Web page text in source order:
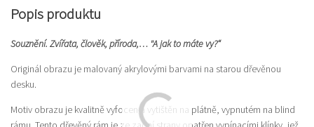
Popis produktu
Souznění. Zvířata, člověk, příroda,… "A jak to máte vy?“
Originál obrazu je malovaný akrylovými barvami na starou dřevěnou
desku.
Motiv obrazu je kvalitně vyfocen a vytištěn na plátně, vypnutém na blind